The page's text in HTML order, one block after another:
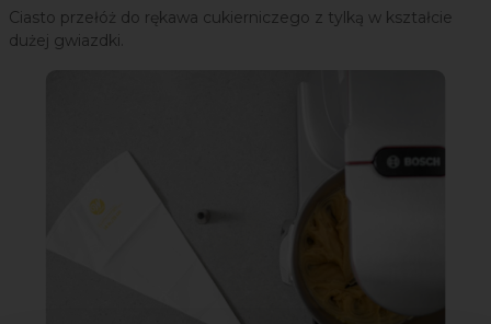
Ciasto przełóż do rękawa cukierniczego z tylką w kształcie
dużej gwiazdki.